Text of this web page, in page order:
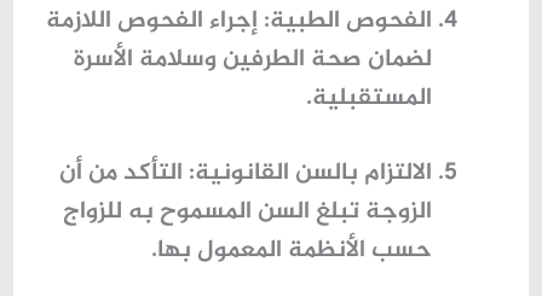
الفحوص الطبية: إجراء الفحوص اللازمة
لضمان صحة الطرفين وسلامة الأسرة
المستقبلية.
الالتزام بالسن القانونية: التأكد من أن
الزوجة تبلغ السن المسموح به للزواج
حسب الأنظمة المعمول بها.